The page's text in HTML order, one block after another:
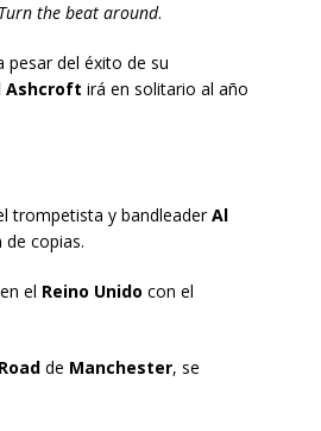
Turn the beat around.
pesar del éxito de su
Ashcroft irá en solitario al año
trompetista y bandleaderAl
copias.
el Reino Unido con el
de Manchester, se